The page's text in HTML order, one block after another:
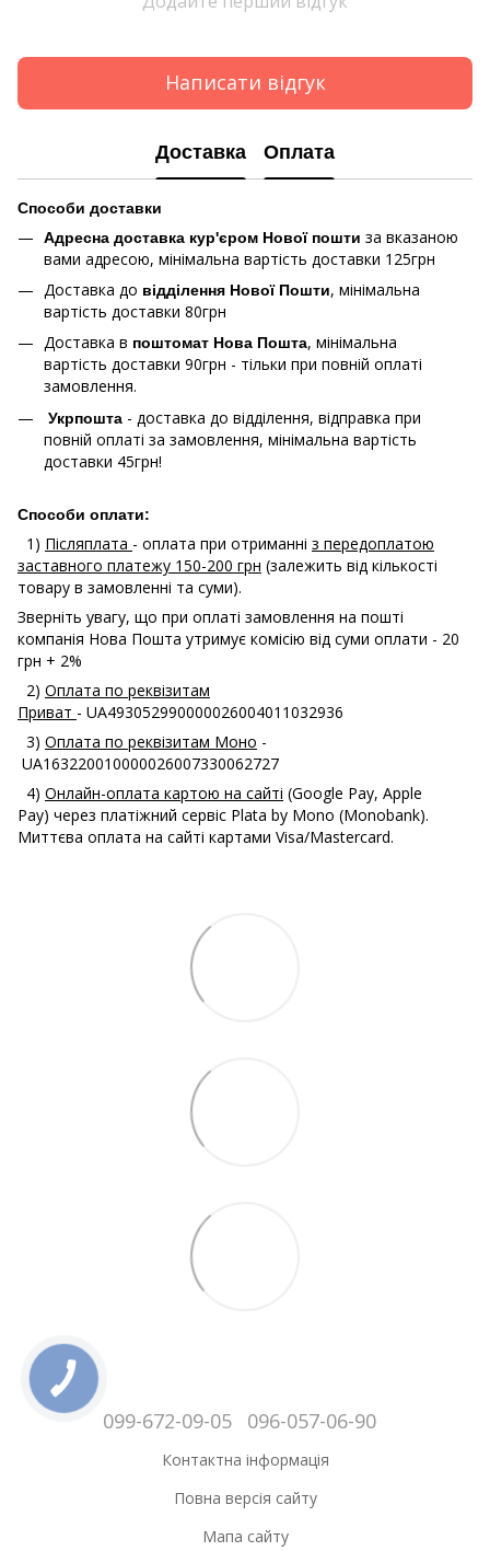
Написати відгук
Доставка Оплата
Способи доставки
Адресна доставка кур'єром Нової пошти за вказаною
вами адресою, мінімальна вартість доставки 125грн
Доставка до відділення Нової Пошти, мінімальна
вартість доставки 80грн
Доставка в поштомат Нова Пошта, мінімальна
вартість доставки 90грн - тільки при повній оплаті
замовлення.
Укрпошта - доставка до відділення, відправка при
повній оплаті за замовлення, мінімальна вартість
доставки 45грн!
Способи оплати:
1) Післяплата - оплата при отриманні з передоплатою
заставного платежу 150-200 грн (залежить від кількості
товару в замовленні та суми).
Зверніть увагу, що при оплаті замовлення на пошті
компанія Нова Пошта утримує комісію від суми оплати - 20
грн + 2%
2) Оплата по реквізитам
Приват - UA493052990000026004011032936
3) Оплата по реквізитам Моно -
UA163220010000026007330062727
4) Онлайн-оплата картою на сайті (Google Pay, Apple
Pay) через платіжний сервіс Plata by Mono (Monobank).
Миттєва оплата на сайті картами Visa/Mastercard.
099-672-09-05 096-057-06-90
Контактна інформація
Повна версія сайту
Мапа сайту